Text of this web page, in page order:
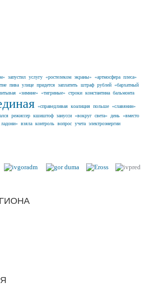
запустил услугу «ростелеком экраны» «артмосфера плеса»
пива улице придется заплатить штраф рублей «бархатный
«зимние» «тигриные» строки константина бальмонта
«справедливая коалиция польше «славянин»
режиссер кшиштоф занусси «вокруг света» день «вместо
ладони» взяла контроль вопрос учета электроэнергии